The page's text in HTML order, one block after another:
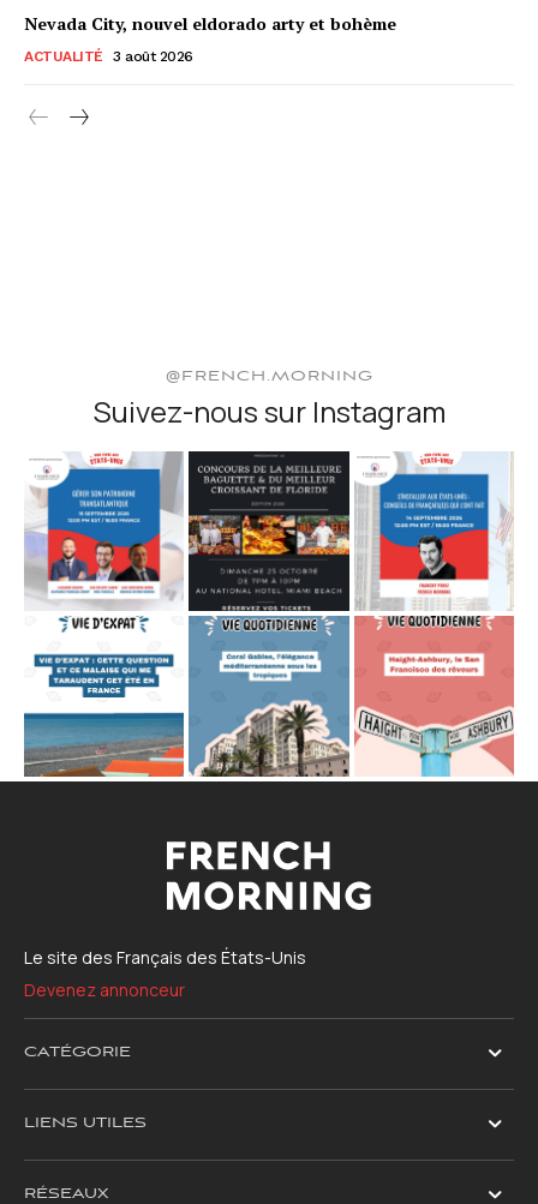
Nevada City, nouvel eldorado arty et bohème
ACTUALITÉ 3 août 2026
@FRENCH.MORNING
Suivez-nous sur Instagram
Le site des Français des États-Unis
Devenez annonceur
CATÉGORIE
LIENS UTILES
RÉSEAUX